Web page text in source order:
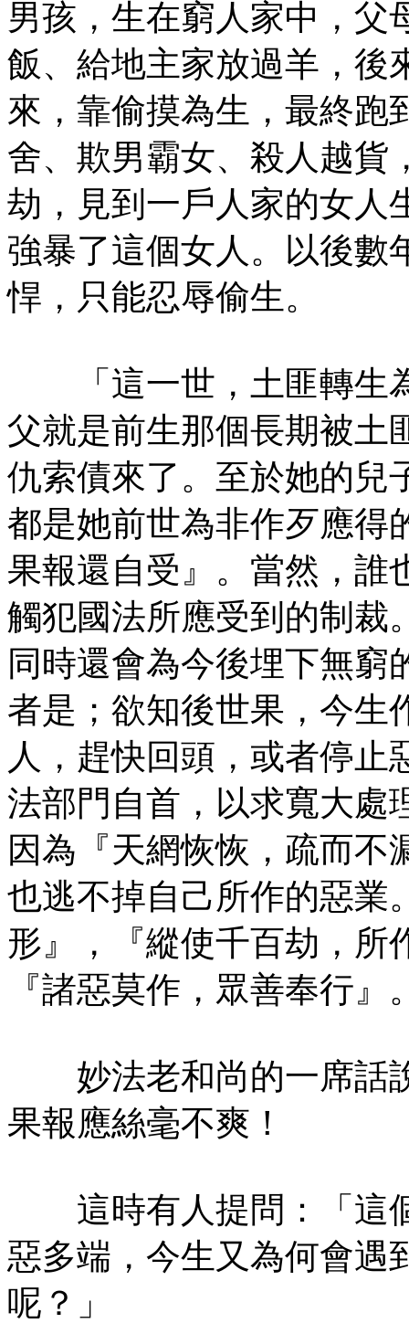
男孩，生在窮人家中，父
飯、給地主家放過羊，後
來，靠偷摸為生，最終跑
舍、欺男霸女、殺人越貨
劫，見到一戶人家的女人
強暴了這個女人。以後數
悍，只能忍辱偷生。
「這一世，土匪轉生
父就是前生那個長期被土
仇索債來了。至於她的兒
都是她前世為非作歹應得
果報還自受』。當然，誰
觸犯國法所應受到的制裁
同時還會為今後埋下無窮
者是；欲知後世果，今生
人，趕快回頭，或者停止
法部門自首，以求寬大處
因為『天網恢恢，疏而不
也逃不掉自己所作的惡業
形』，『縱使千百劫，所
『諸惡莫作，眾善奉行
妙法老和尚的一席話
果報應絲毫不爽！
這時有人提問：「這
惡多端，今生又為何會遇
呢？」